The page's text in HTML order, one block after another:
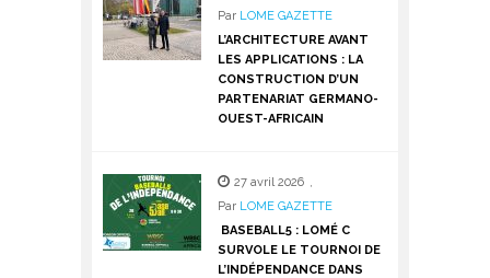
Par LOME GAZETTE
L’ARCHITECTURE AVANT
LES APPLICATIONS : LA
CONSTRUCTION D’UN
PARTENARIAT GERMANO-
OUEST-AFRICAIN
27 avril 2026 ,
Par LOME GAZETTE
BASEBALL5 : LOMÉ C
SURVOLE LE TOURNOI DE
L’INDÉPENDANCE DANS